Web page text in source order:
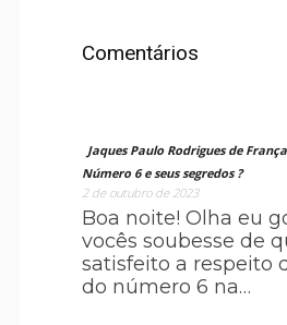
Comentários
Jaques Paulo Rodrigues de França
Número 6 e seus segredos ?
2 de outubro de 2023
Boa noite! Olha eu
vocês soubesse de
satisfeito a respeito
do número 6 na…